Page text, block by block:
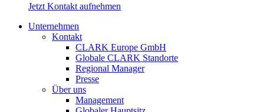
Jetzt Kontakt aufnehmen
Unternehmen
Kontakt
CLARK Europe GmbH
Globale CLARK Standorte
Regional Manager
Presse
Über uns
Management